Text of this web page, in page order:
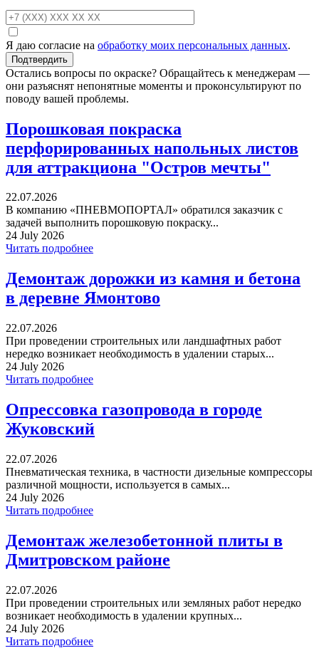
Я даю согласие на обработку моих персональных данных.
Остались вопросы по окраске? Обращайтесь к менеджерам —
они разъяснят непонятные моменты и проконсультируют по
поводу вашей проблемы.
Порошковая покраска
перфорированных напольных листов
для аттракциона "Остров мечты"
22.07.2026
В компанию «ПНЕВМОПОРТАЛ» обратился заказчик с
задачей выполнить порошковую покраску...
24 July 2026
Читать подробнее
Демонтаж дорожки из камня и бетона
в деревне Ямонтово
22.07.2026
При проведении строительных или ландшафтных работ
нередко возникает необходимость в удалении старых...
24 July 2026
Читать подробнее
Опрессовка газопровода в городе
Жуковский
22.07.2026
Пневматическая техника, в частности дизельные компрессоры
различной мощности, используется в самых...
24 July 2026
Читать подробнее
Демонтаж железобетонной плиты в
Дмитровском районе
22.07.2026
При проведении строительных или земляных работ нередко
возникает необходимость в удалении крупных...
24 July 2026
Читать подробнее